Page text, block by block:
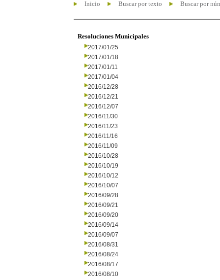
Inicio Buscar por texto Buscar por
Resoluciones Municipales
2017/01/25
2017/01/18
2017/01/11
2017/01/04
2016/12/28
2016/12/21
2016/12/07
2016/11/30
2016/11/23
2016/11/16
2016/11/09
2016/10/28
2016/10/19
2016/10/12
2016/10/07
2016/09/28
2016/09/21
2016/09/20
2016/09/14
2016/09/07
2016/08/31
2016/08/24
2016/08/17
2016/08/10